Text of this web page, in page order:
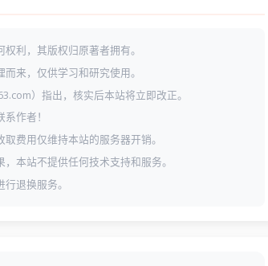
利，其版权归原著者拥有。
来，仅供学习和研究使用。
）指出，核实后本站将立即改正。
作者！
费用仅维持本站的服务器开销。
本站不提供任何技术支持和服务。
退换服务。